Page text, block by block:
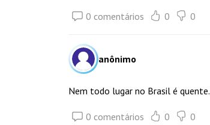
0 comentários 0 0
anônimo
Nem todo lugar no Brasil é quente.
0 comentários 0 0